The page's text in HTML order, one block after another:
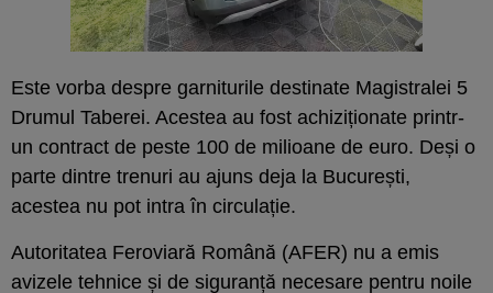
Este vorba despre garniturile destinate Magistralei 5
Drumul Taberei. Acestea au fost achiziționate printr-
un contract de peste 100 de milioane de euro. Deși o
parte dintre trenuri au ajuns deja la București,
acestea nu pot intra în circulație.
Autoritatea Feroviară Română (AFER) nu a emis
avizele tehnice și de siguranță necesare pentru noile